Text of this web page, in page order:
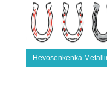
Hevosenkenkä